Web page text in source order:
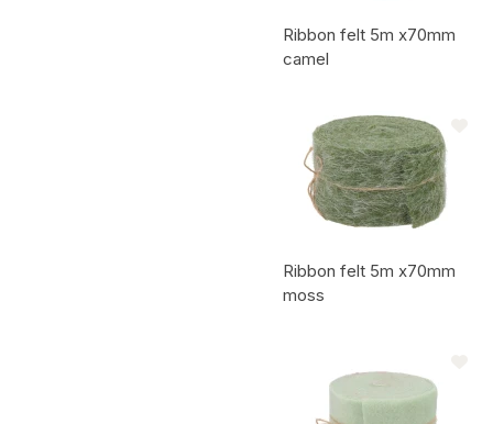
Ribbon felt 5m x70mm
camel
Ribbon felt 5m x70mm
moss